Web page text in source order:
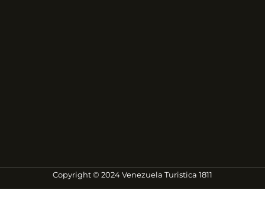
Copyright © 2024 Venezuela Turistica 1811